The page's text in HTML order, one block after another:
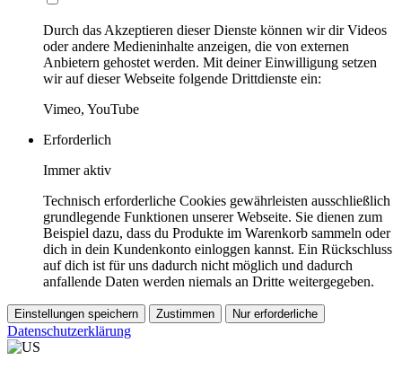
Durch das Akzeptieren dieser Dienste können wir dir Videos
oder andere Medieninhalte anzeigen, die von externen
Anbietern gehostet werden. Mit deiner Einwilligung setzen
wir auf dieser Webseite folgende Drittdienste ein:
Vimeo, YouTube
Erforderlich
Immer aktiv
Technisch erforderliche Cookies gewährleisten ausschließlich
grundlegende Funktionen unserer Webseite. Sie dienen zum
Beispiel dazu, dass du Produkte im Warenkorb sammeln oder
dich in dein Kundenkonto einloggen kannst. Ein Rückschluss
auf dich ist für uns dadurch nicht möglich und dadurch
anfallende Daten werden niemals an Dritte weitergegeben.
Einstellungen speichern Zustimmen Nur erforderliche
Datenschutzerklärung